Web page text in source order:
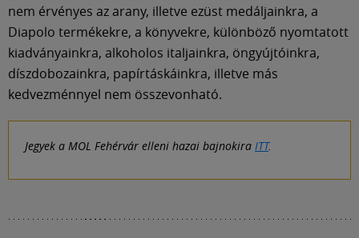
nem érvényes az arany, illetve ezüst medáljainkra, a
Diapolo termékekre, a könyvekre, különböző nyomtatott
kiadványainkra, alkoholos italjainkra, öngyújtóinkra,
díszdobozainkra, papírtáskáinkra, illetve más
kedvezménnyel nem összevonható.
Jegyek a MOL Fehérvár elleni hazai bajnokira ITT.